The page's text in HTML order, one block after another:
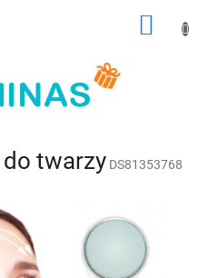
twarzy DS81353768